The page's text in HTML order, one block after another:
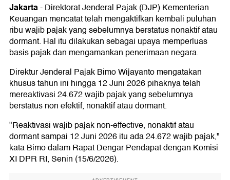
Jakarta-Direktorat Jenderal Pajak (DJP) Kementerian
Keuangan mencatat telah mengaktifkan kembali puluhan
ribu wajib pajak yang sebelumnya berstatus nonaktif atau
dormant. Hal itu dilakukan sebagai upaya memperluas
basis pajak dan mengamankan penerimaan negara.
Direktur Jenderal Pajak Bimo Wijayanto mengatakan
khusus tahun ini hingga 12 Juni 2026 pihaknya telah
mereaktivasi 24.672 wajib pajak yang sebelumnya
berstatus non efektif, nonaktif atau dormant.
"Reaktivasi wajib pajak non-effective, nonaktif atau
dormant sampai 12 Juni 2026 itu ada 24.672 wajib pajak,"
kata Bimo dalam Rapat Dengar Pendapat dengan Komisi
XI DPR RI, Senin (15/6/2026).